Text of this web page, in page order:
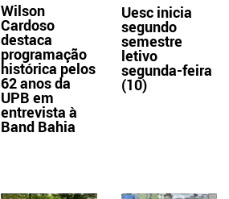
Wilson
Cardoso
destaca
programação
histórica pelos
62 anos da
UPB em
entrevista à
Band Bahia
Uesc inicia
segundo
semestre
letivo
segunda-feira
(10)